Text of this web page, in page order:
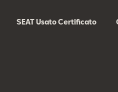
SEAT Usato Certificato